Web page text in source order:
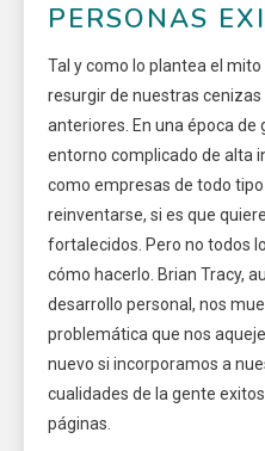
PERSONAS
Tal y como lo plantea el mito
resurgir de nuestras
anteriores. En una época
entorno complicado de alta
como empresas de todo
reinventarse, si es que
fortalecidos. Pero no todos
cómo hacerlo. Brian Tracy,
desarrollo personal, nos
problemática que nos
nuevo si incorporamos a
cualidades de la gente
páginas.